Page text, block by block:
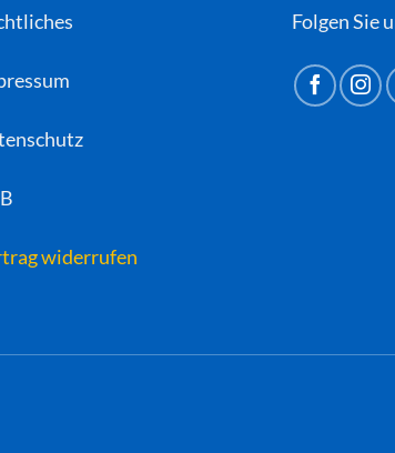
widerrufen
Folgen Sie